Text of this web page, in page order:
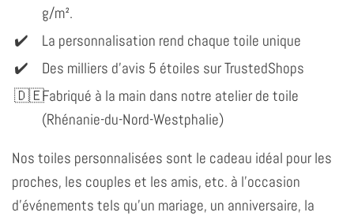
g/m².
La personnalisation rend chaque toile unique
Des milliers d'avis 5 étoiles sur TrustedShops
Fabriqué à la main dans notre atelier de toile
(Rhénanie-du-Nord-Westphalie)
Nos toiles personnalisées sont le cadeau idéal pour les
proches, les couples et les amis, etc. à l'occasion
d'événements tels qu'un mariage, un anniversaire, la